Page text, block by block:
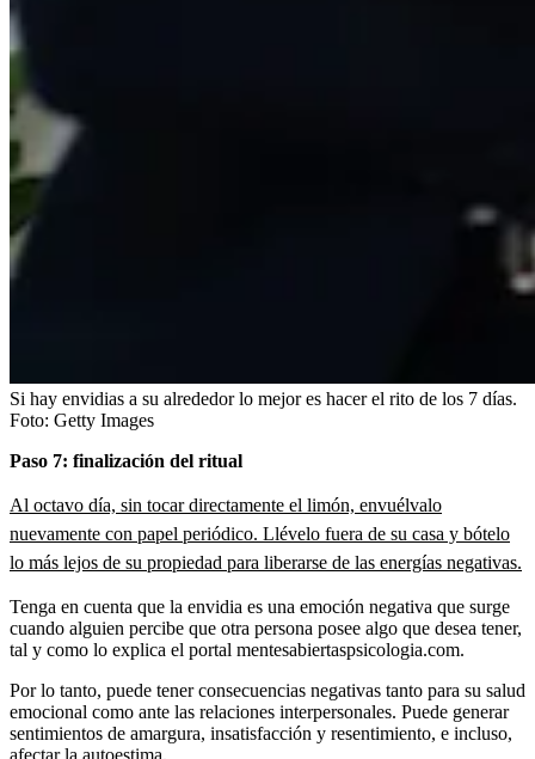
Si hay envidias a su alrededor lo mejor es hacer el rito de los 7 días.
Foto: Getty Images
Paso 7: finalización del ritual
Al octavo día, sin tocar directamente el limón, envuélvalo
nuevamente con papel periódico. Llévelo fuera de su casa y bótelo
lo más lejos de su propiedad para liberarse de las energías negativas.
Tenga en cuenta que la envidia es una emoción negativa que surge
cuando alguien percibe que otra persona posee algo que desea tener,
tal y como lo explica el portal mentesabiertaspsicologia.com.
Por lo tanto, puede tener consecuencias negativas tanto para su salud
emocional como ante las relaciones interpersonales. Puede generar
sentimientos de amargura, insatisfacción y resentimiento, e incluso,
afectar la autoestima.